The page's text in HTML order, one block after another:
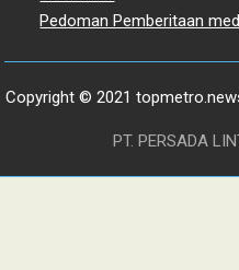
Pedoman Pemberitaan
Copyright © 2021
PT. PERSADA